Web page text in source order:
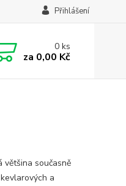
Přihlášení
0ks
za 0,00 Kč
většina současně
a